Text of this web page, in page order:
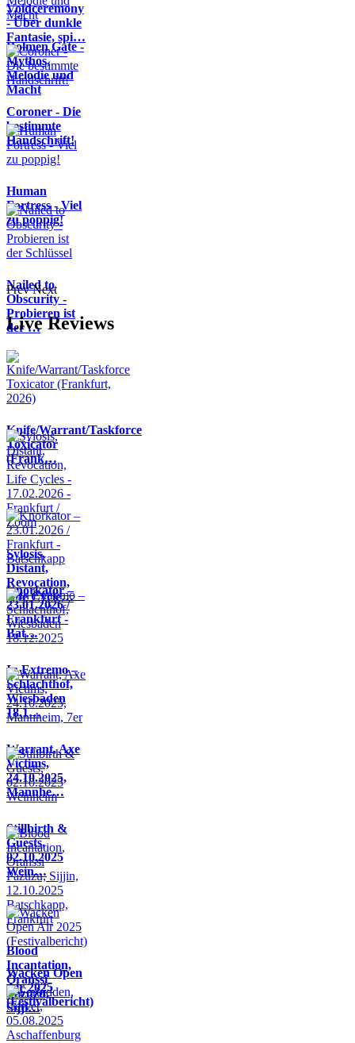
Voidceremony
- Über dunkle
Fantasie, spi…
Dolmen Gate -
Mythos,
Melodie und
Macht
Coroner - Die
bestimmte
Handschrift!
Human
Fortress - Viel
zu poppig!
Nailed to
Obscurity -
Probieren ist
der …
Prev Next
Live Reviews
Knife/Warrant/Taskforce
Toxicator
(Frank…
Sylosis,
Distant,
Revocation,
Life Cycle…
Knorkator –
23.01.2026 /
Frankfurt -
Bat…
In Extremo –
Schlachthof,
Wiesbaden
18.1…
Warrant, Axe
Victims,
24.10.2025,
Mannhe…
Stillbirth &
Guests,
02.10.2025
Wein…
Blood
Incantation,
Oranssi
Pazuzu,
Sijji…
Wacken Open
Air 2025
(Festivalbericht)